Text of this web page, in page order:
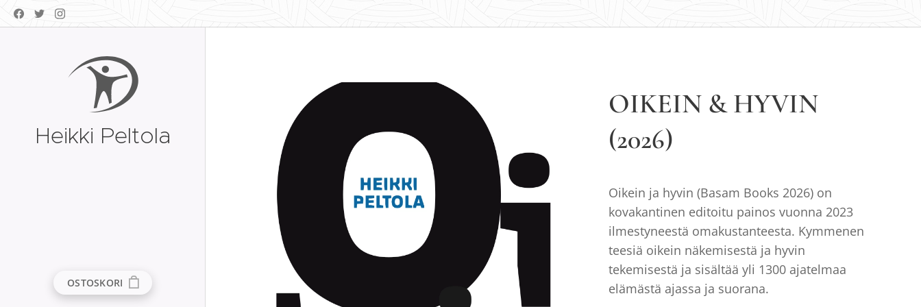
Heikki Peltola
OSTOSKORI
OIKEIN & HYVIN
(2026)
Oikein ja hyvin (Basam Books 2026) on
kovakantinen editoitu painos vuonna 2023
ilmestyneestä omakustanteesta. Kymmenen
teesiä oikein näkemisestä ja hyvin
tekemisestä ja sisältää yli 1300 ajatelmaa
elämästä ajassa ja suorana.